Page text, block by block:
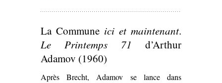
La Commune ici et maintenant.
Le Printemps 71 d’Arthur
Adamov (1960)
Après Brecht, Adamov se lance dans